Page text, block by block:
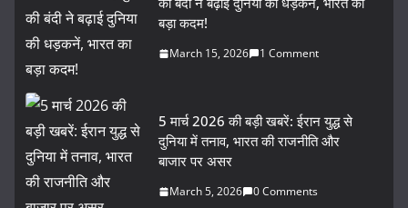
बड़ा कदम!
March 15, 2026 1 Comment
5 मार्च 2026 की बड़ी खबरें: ईरान युद्ध से
दुनिया में तनाव, भारत की राजनीति और
बाजार पर असर
March 5, 2026 0 Comments